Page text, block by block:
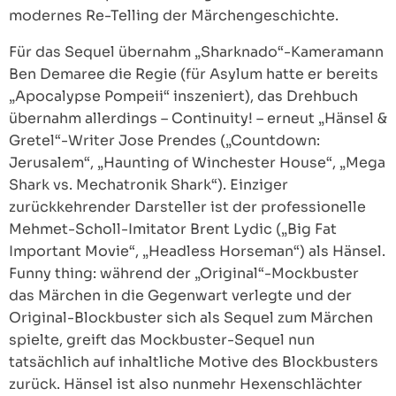
modernes Re-Telling der Märchengeschichte.
Für das Sequel übernahm „Sharknado“-Kameramann
Ben Demaree die Regie (für Asylum hatte er bereits
„Apocalypse Pompeii“ inszeniert), das Drehbuch
übernahm allerdings – Continuity! – erneut „Hänsel &
Gretel“-Writer Jose Prendes („Countdown:
Jerusalem“, „Haunting of Winchester House“, „Mega
Shark vs. Mechatronik Shark“). Einziger
zurückkehrender Darsteller ist der professionelle
Mehmet-Scholl-Imitator Brent Lydic („Big Fat
Important Movie“, „Headless Horseman“) als Hänsel.
Funny thing: während der „Original“-Mockbuster
das Märchen in die Gegenwart verlegte und der
Original-Blockbuster sich als Sequel zum Märchen
spielte, greift das Mockbuster-Sequel nun
tatsächlich auf inhaltliche Motive des Blockbusters
zurück. Hänsel ist also nunmehr Hexenschlächter